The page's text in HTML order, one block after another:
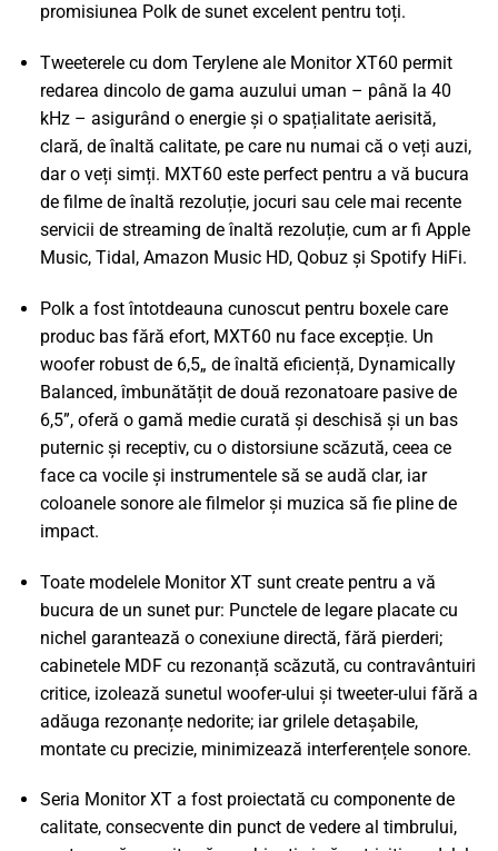
promisiunea Polk de sunet excelent pentru toți.
Tweeterele cu dom Terylene ale Monitor XT60 permit
redarea dincolo de gama auzului uman – până la 40
kHz – asigurând o energie și o spațialitate aerisită,
clară, de înaltă calitate, pe care nu numai că o veți auzi,
dar o veți simți. MXT60 este perfect pentru a vă bucura
de filme de înaltă rezoluție, jocuri sau cele mai recente
servicii de streaming de înaltă rezoluție, cum ar fi Apple
Music, Tidal, Amazon Music HD, Qobuz și Spotify HiFi.
Polk a fost întotdeauna cunoscut pentru boxele care
produc bas fără efort, MXT60 nu face excepție. Un
woofer robust de 6,5„ de înaltă eficiență, Dynamically
Balanced, îmbunătățit de două rezonatoare pasive de
6,5”, oferă o gamă medie curată și deschisă și un bas
puternic și receptiv, cu o distorsiune scăzută, ceea ce
face ca vocile și instrumentele să se audă clar, iar
coloanele sonore ale filmelor și muzica să fie pline de
impact.
Toate modelele Monitor XT sunt create pentru a vă
bucura de un sunet pur: Punctele de legare placate cu
nichel garantează o conexiune directă, fără pierderi;
cabinetele MDF cu rezonanță scăzută, cu contravântuiri
critice, izolează sunetul woofer-ului și tweeter-ului fără a
adăuga rezonanțe nedorite; iar grilele detașabile,
montate cu precizie, minimizează interferențele sonore.
Seria Monitor XT a fost proiectată cu componente de
calitate, consecvente din punct de vedere al timbrului,